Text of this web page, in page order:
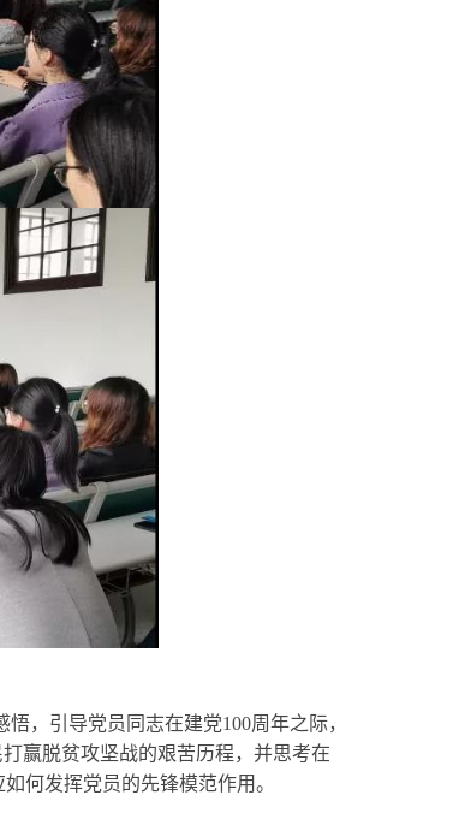
，引导党员同志在建党100周年之际，
赢脱贫攻坚战的艰苦历程，并思考在
何发挥党员的先锋模范作用。